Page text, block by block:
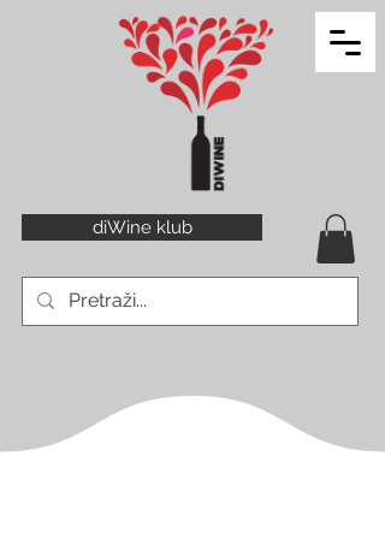
diWine klub